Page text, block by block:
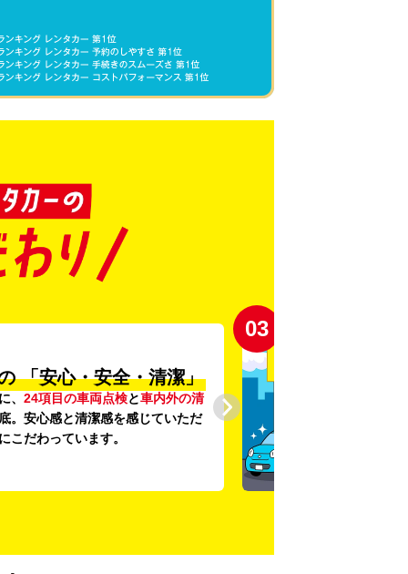
「安心・安全・清潔」
、 24項目の車両点検と車内外の清
。安心感と清潔感を感じていただ
こだわっています。
03